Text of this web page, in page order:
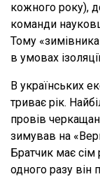
кожного року),
команди
Тому
в умовах
В українських
триває рік.
провів
зимував на
Братчик має сім
одного разу він